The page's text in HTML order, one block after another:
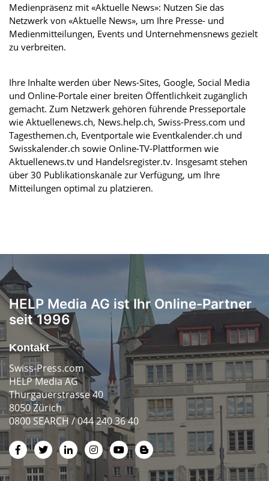
Medienpräsenz mit «Aktuelle News»: Nutzen Sie das
Netzwerk von «Aktuelle News», um Ihre Presse- und
Medienmitteilungen, Events und Unternehmensnews gezielt
zu verbreiten.
Ihre Inhalte werden über News-Sites, Google, Social Media
und Online-Portale einer breiten Öffentlichkeit zugänglich
gemacht. Zum Netzwerk gehören führende Presseportale
wie Aktuellenews.ch, News.help.ch, Swiss-Press.com und
Tagesthemen.ch, Eventportale wie Eventkalender.ch und
Swisskalender.ch sowie Online-TV-Plattformen wie
Aktuellenews.tv und Handelsregister.tv. Insgesamt stehen
über 30 Publikationskanäle zur Verfügung, um Ihre
Mitteilungen optimal zu platzieren.
HELP Media AG ist Ihr Online-Partner
seit 1996
Kontakt
Swiss-Press.com
HELP Media AG
Thurgauerstrasse 40
8050 Zürich
0800 SEARCH / 044 240 36 40